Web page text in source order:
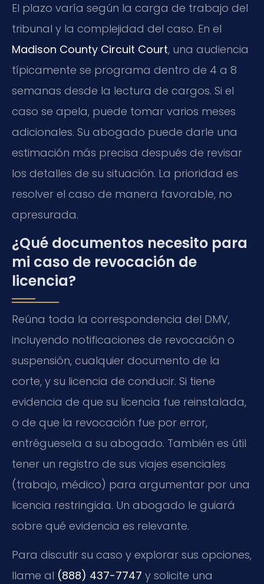
El plazo varía según la carga de trabajo del
tribunal y la complejidad del caso. En el
Madison County Circuit Court, una audiencia
típicamente se programa dentro de 4 a 8
semanas desde la lectura de cargos. Si el
caso se apela, puede tomar varios meses
adicionales. Su abogado puede darle una
estimación más precisa después de revisar
los detalles de su situación. La prioridad es
resolver el caso de manera favorable, no
apresurada.
¿Qué documentos necesito para
mi caso de revocación de
licencia?
Reúna toda la correspondencia del DMV,
incluyendo notificaciones de revocación o
suspensión, cualquier documento de la
corte, y su licencia de conducir. Si tiene
evidencia de que su licencia fue reinstalada,
o de que la revocación fue por error,
entréguesela a su abogado. También es útil
tener un registro de sus viajes esenciales
(trabajo, médico) para argumentar por una
licencia restringida. Un abogado le guiará
sobre qué evidencia es relevante.
Para discutir su caso y explorar sus opciones,
llame al (888) 437-7747 y solicite una